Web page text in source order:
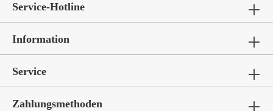
Service-Hotline
Information
Service
Zahlungsmethoden